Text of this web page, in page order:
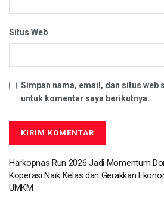
Situs Web
Simpan nama, email, dan situs web
untuk komentar saya berikutnya.
Harkopnas Run 2026 Jadi Momentum
Koperasi Naik Kelas dan Gerakkan
UMKM